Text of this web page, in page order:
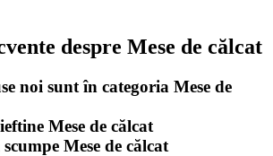
mai eficientă.
Mese de călcat se remarcă printr-o serie de
ideală pentru orice utilizator:
de călcat sunt testate riguros pentru a
și îndeplinirea celor mai înalte standarde
despre Mese de călcat
noi sunt în categoria Mese de
Mese de călcat
Mese de călcat